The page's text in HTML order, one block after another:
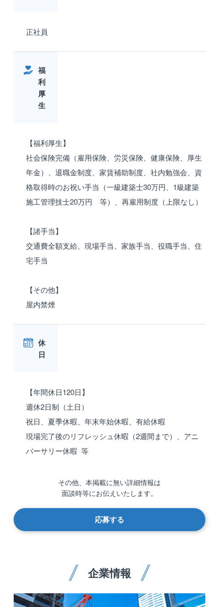
正社員
福
利
厚
生
【福利厚生】
社会保険完備（雇用保険、労災保険、健康保険、厚生
年金）、退職金制度、家賃補助制度、社内勉強会、資
格取得時のお祝い手当（一級建築士30万円、1級建築
施工管理技士20万円 等）、再雇用制度（上限なし）
【諸手当】
交通費全額支給、現場手当、家族手当、役職手当、住
宅手当
【その他】
屋内禁煙
休
日
【年間休日120日】
週休2日制（土日）
祝日、夏季休暇、年末年始休暇、有給休暇
現場完了後のリフレッシュ休暇（2週間まで）、アニ
バーサリー休暇 等
その他、本掲載に無い詳細情報は
面談時等にお伝えいたします。
応募する
企業情報